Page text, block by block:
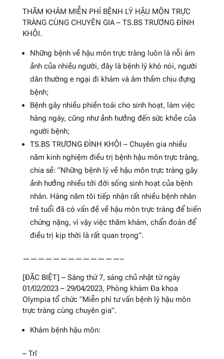
THĂM KHÁM MIỄN PHÍ BỆNH LÝ HẬU MÔN TRỰC
TRÀNG CÙNG CHUYÊN GIA – TS.BS TRƯƠNG ĐÌNH
KHÔI.
Những bệnh về hậu môn trực tràng luôn là nỗi ám
ảnh của nhiều người, đây là bệnh lý khó nói, người
dân thường e ngại đi khám và âm thầm chịu đựng
bệnh;
Bệnh gây nhiều phiền toái cho sinh hoạt, làm việc
hàng ngày, cũng như ảnh hưởng đến sức khỏe của
người bệnh;
TS.BS TRƯƠNG ĐÌNH KHÔI – Chuyên gia nhiều
năm kinh nghiệm điều trị bệnh hậu môn trực tràng,
chia sẻ: “Những bệnh lý về hậu môn trực tràng gây
ảnh hưởng nhiều tới đời sống sinh hoạt của bệnh
nhân. Hàng năm tôi tiếp nhận rất nhiều bệnh nhân
trẻ tuổi đã có vấn đề về hậu môn trực tràng để biến
chứng nặng, vì vậy việc thăm khám, chẩn đoán để
điều trị kịp thời là rất quan trọng”.
—————————————–
[ĐẶC BIỆT] – Sáng thứ 7, sáng chủ nhật từ ngày
01/02/2023 – 29/04/2023, Phòng khám Đa khoa
Olympia tổ chức “Miễn phí tư vấn bệnh lý hậu môn
trực tràng cùng chuyên gia”.
Khám bệnh hậu môn:
– Trĩ